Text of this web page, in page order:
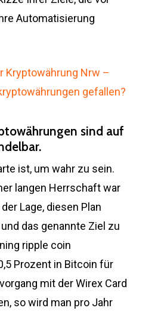
Automatisierung
Kryptowährung Nrw –
gefallen?
sind auf
ist, um wahr zu sein.
langen Herrschaft war
Lage, diesen Plan
das genannte Ziel zu
ripple coin
Prozent in Bitcoin für
mit der Wirex Card
so wird man pro Jahr